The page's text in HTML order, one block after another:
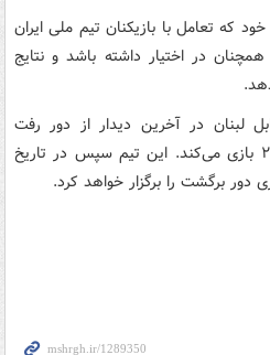
که تعامل با بازیکنان تیم ملی ایران
در اختیار داشته باشد و نتایج
آبان ماه مقابل لبنان در آخرین دیدار از دور رفت
بازی‌های انتخابی جام جهانی ۲۰۲۲ بازی می‌کند. این تیم سپس در تاریخ